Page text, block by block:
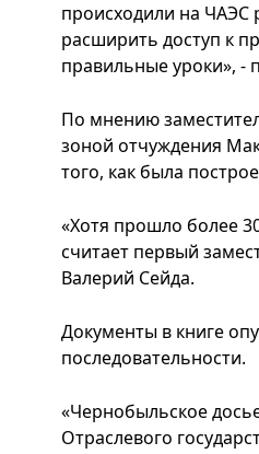
происходили на ЧАЭС
расширить доступ к
правильные уроки», -
По мнению
зоной отчуждения
того, как была
«Хотя прошло более
считает первый
Валерий Сейда.
Документы в книге
последовательности.
«Чернобыльское
Отраслевого